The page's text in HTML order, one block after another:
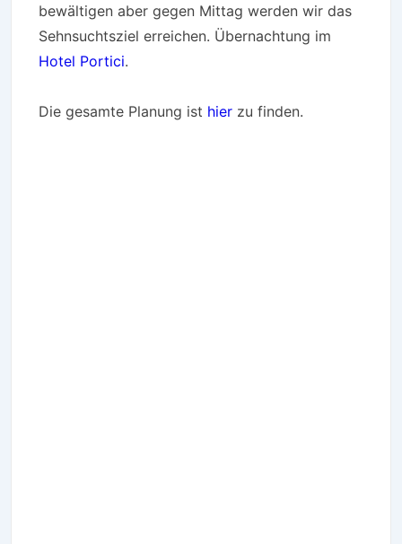
bewältigen aber gegen Mittag werden wir das
Sehnsuchtsziel erreichen. Übernachtung im
Hotel Portici.
Die gesamte Planung ist hier zu finden.